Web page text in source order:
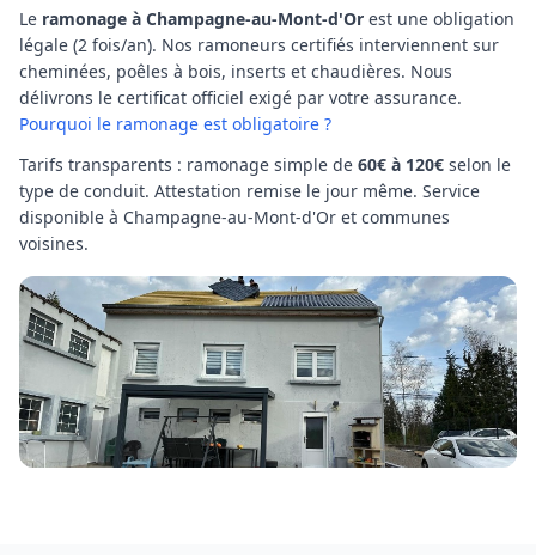
Le ramonage à Champagne-au-Mont-d'Or est une obligation
légale (2 fois/an). Nos ramoneurs certifiés interviennent sur
cheminées, poêles à bois, inserts et chaudières. Nous
délivrons le certificat officiel exigé par votre assurance.
Pourquoi le ramonage est obligatoire ?
Tarifs transparents : ramonage simple de 60€ à 120€ selon le
type de conduit. Attestation remise le jour même. Service
disponible à Champagne-au-Mont-d'Or et communes
voisines.